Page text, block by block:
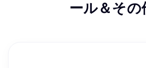
ール＆その